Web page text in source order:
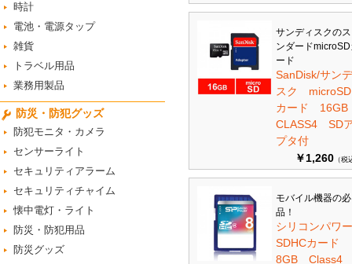
時計
電池・電源タップ
雑貨
トラベル用品
業務用製品
防災・防犯グッズ
防犯モニタ・カメラ
センサーライト
セキュリティアラーム
セキュリティチャイム
懐中電灯・ライト
防災・防犯用品
防災グッズ
サンディスクの
ンダード
ード
SanDisk/サン
スク
カード
CLASS4 SD
プタ付
￥1,260 （税
モバイル機器の
品！
シリコンパ
SDHCカード
8GB